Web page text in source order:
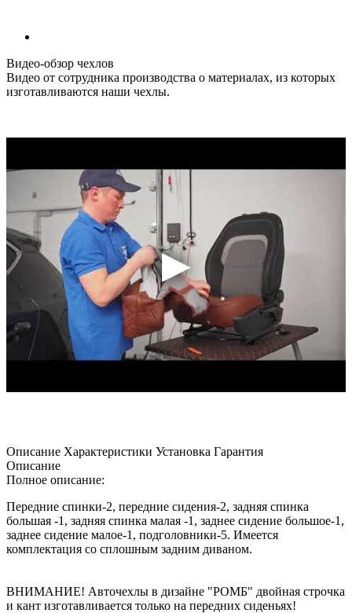
Видео-обзор чехлов
Видео от сотрудника производства о материалах, из которых
изготавливаются наши чехлы.
Описание Характеристики Установка Гарантия
Описание
Полное описание:
Передние спинки-2, передние сидения-2, задняя спинка
большая -1, задняя спинка малая -1, заднее сидение большое-1,
заднее сидение малое-1, подголовники-5. Имеется
комплектация со сплошным задним диваном.
ВНИМАНИЕ! Авточехлы в дизайне "РОМБ" двойная строчка
и кант изготавливается только на передних сиденьях!